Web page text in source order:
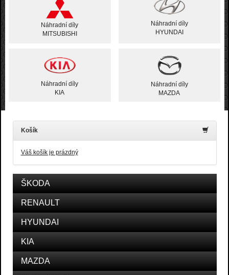
Náhradní díly
MITSUBISHI
Náhradní díly
HYUNDAI
Náhradní díly
KIA
Náhradní díly
MAZDA
Košík
Váš košík je prázdný
ŠKODA
RENAULT
HYUNDAI
KIA
MAZDA